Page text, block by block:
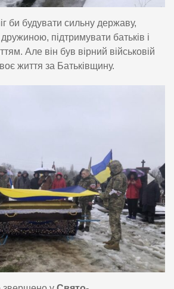
би будувати сильну державу,
підтримувати батьків і
Але він був вірний військовій
життя за Батьківщину.